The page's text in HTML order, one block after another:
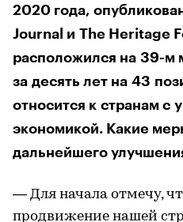
2020 года,
Journal и The Heritage
расположился на 39-м
за десять лет на 43
относится к странам с
экономикой. Какие
дальнейшего
— Для начала отмечу,
продвижение нашей